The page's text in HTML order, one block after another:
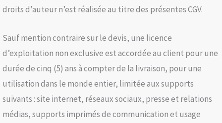
droits d’auteur n’est réalisée au titre des présentes CGV.
Sauf mention contraire sur le devis, une licence
d’exploitation non exclusive est accordée au client pour une
durée de cinq (5) ans à compter de la livraison, pour une
utilisation dans le monde entier, limitée aux supports
suivants : site internet, réseaux sociaux, presse et relations
médias, supports imprimés de communication et usage